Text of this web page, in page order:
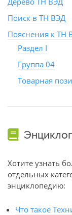
Поиск в ТН ВЭД
Пояснения к ТН
Раздел I
Группа 04
Товарная
Хотите узнать
отдельных
энциклопедию:
Что такое